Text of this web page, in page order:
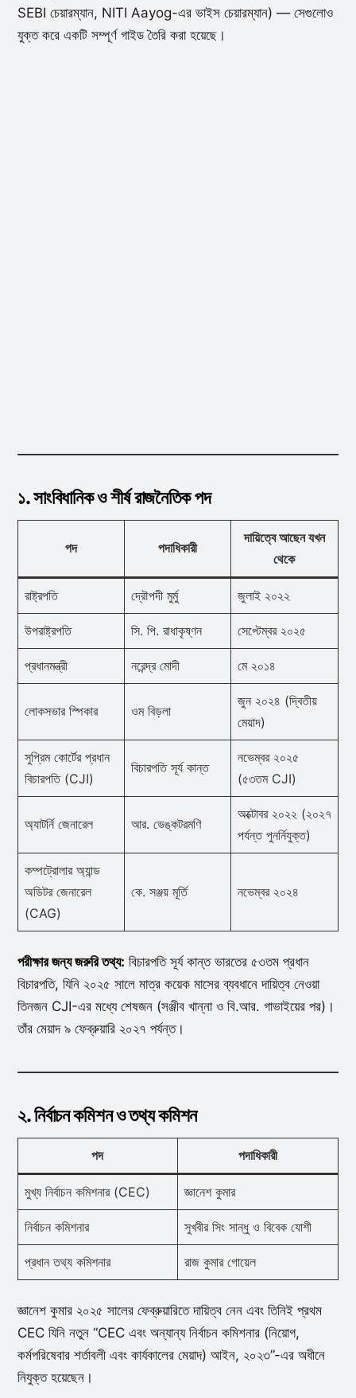
SEBI চেয়ারম্যান, NITI Aayog-এর ভাইস চেয়ারম্যান) — সেগুলোও
যুক্ত করে একটি সম্পূর্ণ গাইড তৈরি করা হয়েছে।
১. সাংবিধানিক ও শীর্ষ রাজনৈতিক পদ
পদ পদাধিকারী
দায়িত্বে আছেন যখন
থেকে
রাষ্ট্রপতি দ্রৌপদী মুর্মু জুলাই ২০২২
উপরাষ্ট্রপতি সি. পি. রাধাকৃষ্ণন সেপ্টেম্বর ২০২৫
প্রধানমন্ত্রী নরেন্দ্র মোদী মে ২০১৪
লোকসভার স্পিকার ওম বিড়লা
জুন ২০২৪ (দ্বিতীয়
মেয়াদ)
সুপ্রিম কোর্টের প্রধান
বিচারপতি (CJI)
বিচারপতি সূর্য কান্ত
নভেম্বর ২০২৫
(৫৩তম CJI)
অ্যাটর্নি জেনারেল আর. ভেঙ্কটরমণি
অক্টোবর ২০২২ (২০২৭
পর্যন্ত পুনর্নিযুক্ত)
কম্পট্রোলার অ্যান্ড
অডিটর জেনারেল
(CAG)
কে. সঞ্জয় মূর্তি নভেম্বর ২০২৪
পরীক্ষার জন্য জরুরি তথ্য: বিচারপতি সূর্য কান্ত ভারতের ৫৩তম প্রধান
বিচারপতি, যিনি ২০২৫ সালে মাত্র কয়েক মাসের ব্যবধানে দায়িত্ব নেওয়া
তিনজন CJI-এর মধ্যে শেষজন (সঞ্জীব খান্না ও বি.আর. গাভাইয়ের পর)।
তাঁর মেয়াদ ৯ ফেব্রুয়ারি ২০২৭ পর্যন্ত।
২. নির্বাচন কমিশন ও তথ্য কমিশন
পদ পদাধিকারী
মুখ্য নির্বাচন কমিশনার (CEC) জ্ঞানেশ কুমার
নির্বাচন কমিশনার সুখবীর সিং সান্ধু ও বিবেক যোশী
প্রধান তথ্য কমিশনার রাজ কুমার গোয়েল
জ্ঞানেশ কুমার ২০২৫ সালের ফেব্রুয়ারিতে দায়িত্ব নেন এবং তিনিই প্রথম
CEC যিনি নতুন “CEC এবং অন্যান্য নির্বাচন কমিশনার (নিয়োগ,
কর্মপরিষেবার শর্তাবলী এবং কার্যকালের মেয়াদ) আইন, ২০২৩”-এর অধীনে
নিযুক্ত হয়েছেন।